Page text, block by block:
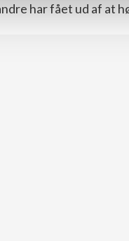
har fået ud af at